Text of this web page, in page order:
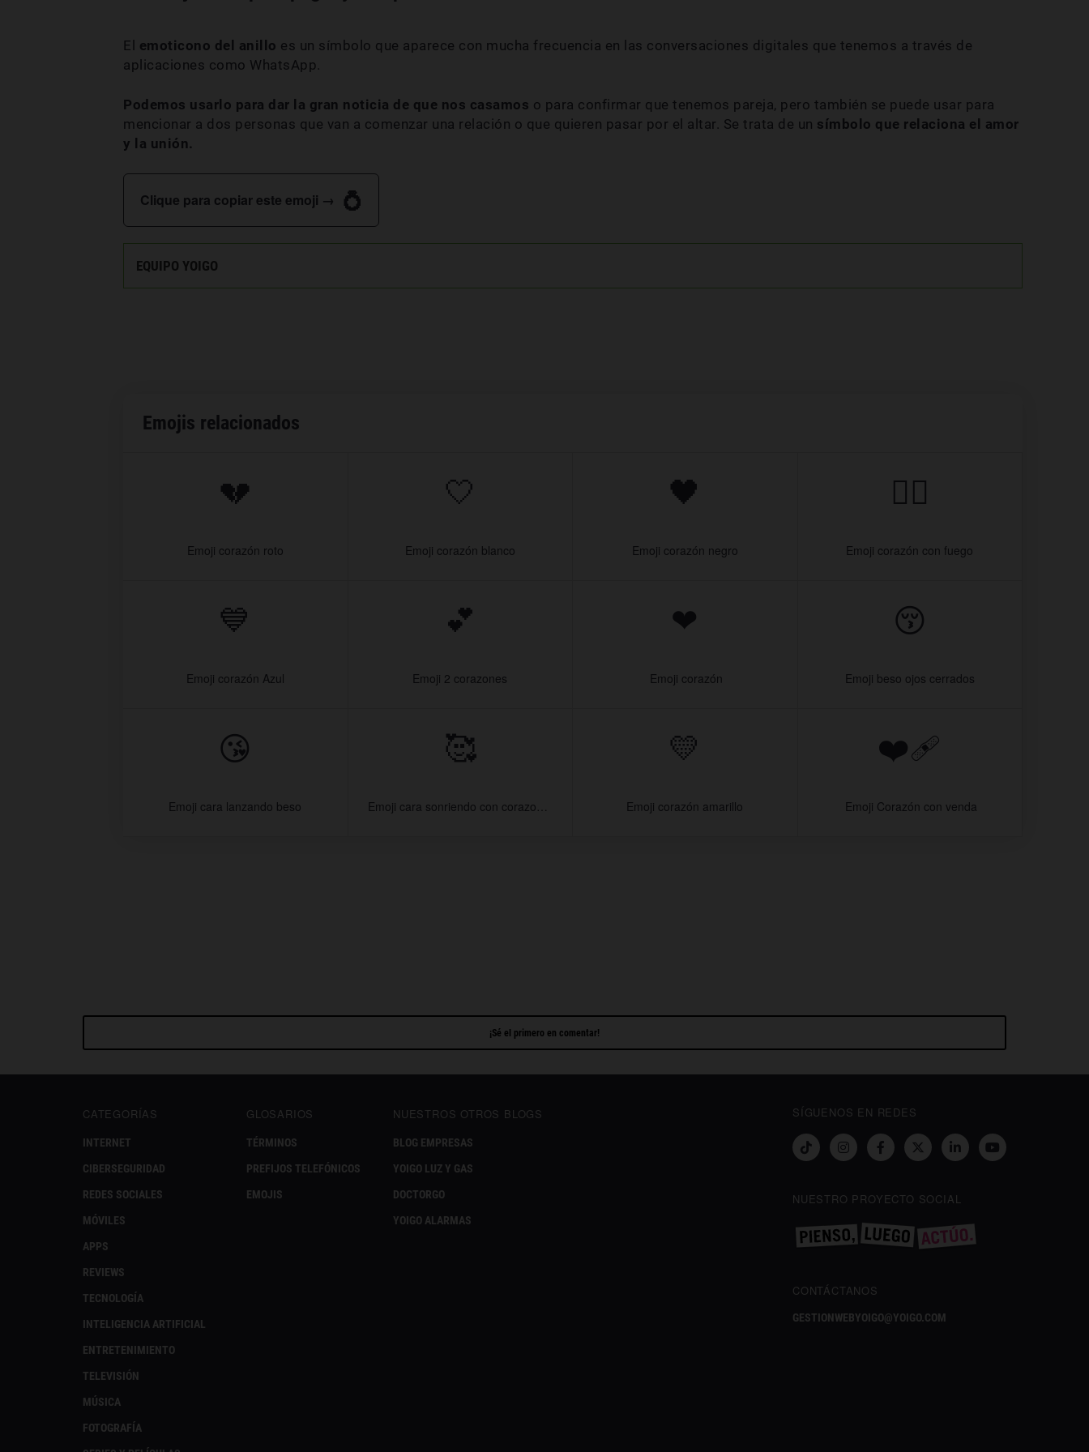
El emoticono del anillo es un símbolo que aparece con mucha frecuencia en las conversaciones digitales que tenemos a través de
aplicaciones como WhatsApp.
Podemos usarlo para dar la gran noticia de que nos casamos o para confirmar que tenemos pareja, pero también se puede usar para
mencionar a dos personas que van a comenzar una relación o que quieren pasar por el altar. Se trata de un símbolo que relaciona el amor
y la unión.
Clique para copiar este emoji → 💍
EQUIPO YOIGO
Emojis relacionados
💔
Emoji corazón roto
🤍
Emoji corazón blanco
🖤
Emoji corazón negro
❤‍🔥
Emoji corazón con fuego
💙
Emoji corazón Azul
💕
Emoji 2 corazones
❤
️ Emoji corazón
😚
Emoji beso ojos cerrados
😘
Emoji cara lanzando beso
🥰
Emoji cara sonriendo con corazones
💛
Emoji corazón amarillo
❤‍🩹
️ Emoji Corazón con venda
¡Sé el primero en comentar!
CATEGORÍAS
INTERNET
CIBERSEGURIDAD
REDES SOCIALES
MÓVILES
APPS
REVIEWS
TECNOLOGÍA
INTELIGENCIA ARTIFICIAL
ENTRETENIMIENTO
TELEVISIÓN
MÚSICA
FOTOGRAFÍA
GLOSARIOS
TÉRMINOS
PREFIJOS TELEFÓNICOS
EMOJIS
NUESTROS OTROS BLOGS
BLOG EMPRESAS
YOIGO LUZ Y GAS
DOCTORGO
YOIGO ALARMAS
SÍGUENOS EN REDES
NUESTRO PROYECTO SOCIAL
CONTÁCTANOS
GESTIONWEBYOIGO@YOIGO.COM